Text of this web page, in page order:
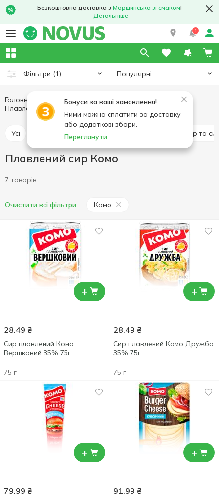
Безкоштовна доставка з Моршинська зі смаком!
Детальніше
1
Фільтри (1) Популярні
Бонуси за ваші замовлення!
Ними можна сплатити за доставку
або додаткові збори.
Переглянути
Головна Яйця та молочні продукти
Сир
Плавлений сир
Плавлений сир Комо
Усі Твердий сир М'який сир та
Плавлений сир Комо
7 товарів
Очистити всі фільтри Комо
+
28.49 ₴
Сир плавлений Комо
Вершковий 35% 75г
75 г
+
28.49 ₴
Сир плавлений Комо Дружба
35% 75г
75 г
+
79.99 ₴
+
91.99 ₴